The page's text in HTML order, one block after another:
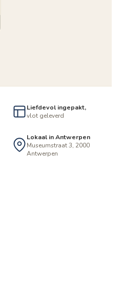
Liefdevol ingepakt,
vlot geleverd
Lokaal in Antwerpen
Museumstraat 3, 2000
Antwerpen